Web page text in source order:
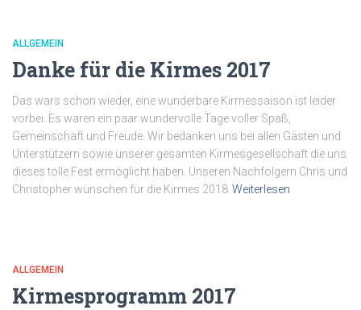
ALLGEMEIN
Danke für die Kirmes 2017
Das wars schon wieder, eine wunderbare Kirmessaison ist leider
vorbei. Es waren ein paar wundervolle Tage voller Spaß,
Gemeinschaft und Freude. Wir bedanken uns bei allen Gästen und
Unterstützern sowie unserer gesamten Kirmesgesellschaft die uns
dieses tolle Fest ermöglicht haben. Unseren Nachfolgern Chris und
Christopher wünschen für die Kirmes 2018 Weiterlesen
ALLGEMEIN
Kirmesprogramm 2017